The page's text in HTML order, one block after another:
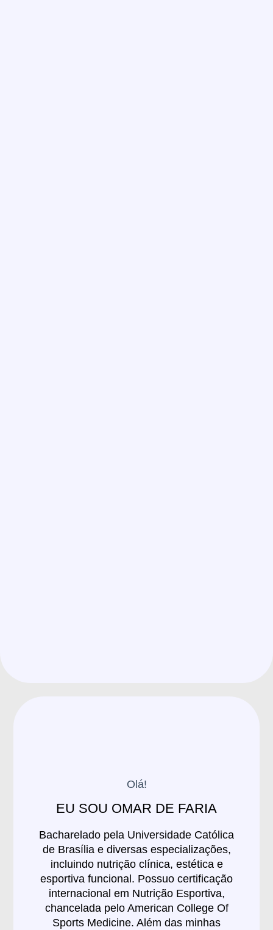
Olá!
EU SOU OMAR DE FARIA
Bacharelado pela Universidade Católica
de Brasília e diversas especializações,
incluindo nutrição clínica, estética e
esportiva funcional. Possuo certificação
internacional em Nutrição Esportiva,
chancelada pelo American College Of
Sports Medicine. Além das minhas